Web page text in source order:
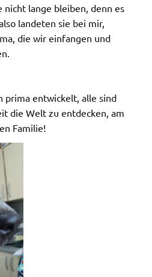
nicht lange bleiben, denn es
landeten sie bei mir,
die wir einfangen und
prima entwickelt, alle sind
die Welt zu entdecken, am
Familie!